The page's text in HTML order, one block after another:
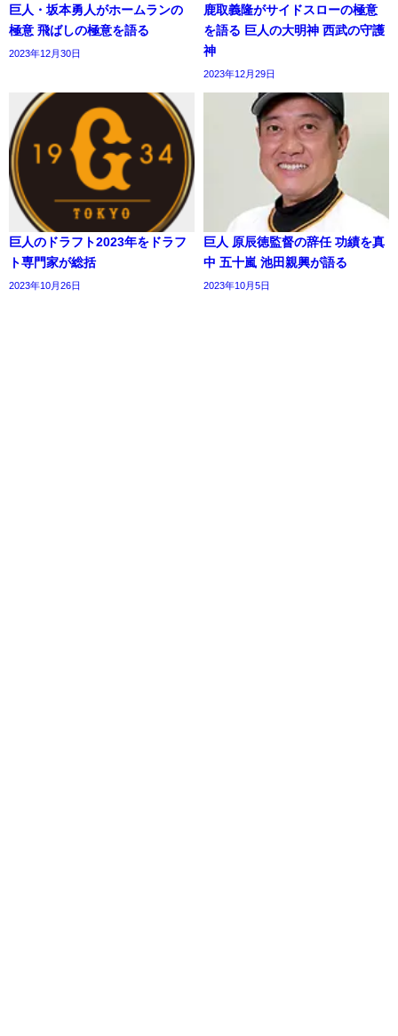
巨人・坂本勇人がホームランの
極意 飛ばしの極意を語る
2023年12月30日
鹿取義隆がサイドスローの極意
を語る 巨人の大明神 西武の守護
神
2023年12月29日
巨人のドラフト2023年をドラフ
ト専門家が総括
2023年10月26日
巨人 原辰徳監督の辞任 功績を真
中 五十嵐 池田親興が語る
2023年10月5日